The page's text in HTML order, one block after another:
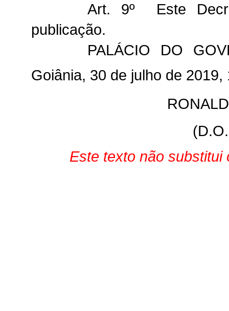
Art. 9º Este
publicação.
PALÁCIO DO
Goiânia, 30 de julho de 2019,
Este texto não